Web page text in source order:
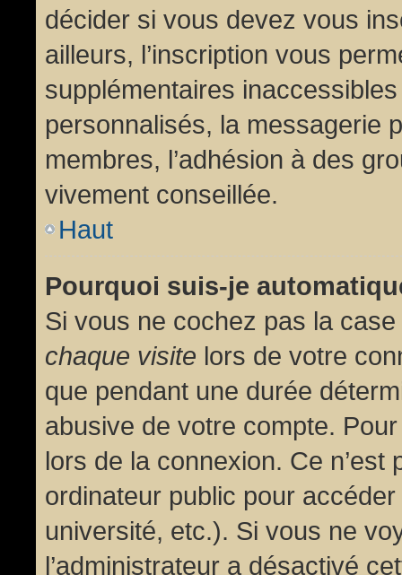
décider si vous devez vous
ailleurs, l’inscription vous
supplémentaires
personnalisés, la messagerie
membres, l’adhésion à des
vivement conseillée.
Haut
Pourquoi suis-je
Si vous ne cochez pas la case
chaque visite lors de votre
que pendant une durée
abusive de votre compte.
lors de la connexion. Ce
ordinateur public pour
université, etc.). Si vous ne
l’administrateur a désactivé